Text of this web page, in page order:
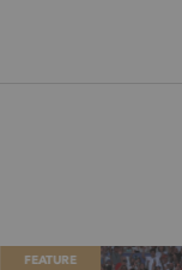
FEATURE